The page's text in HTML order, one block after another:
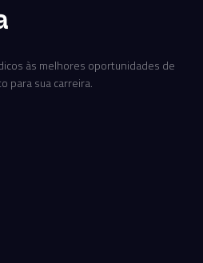
às melhores oportunidades de
para sua carreira.